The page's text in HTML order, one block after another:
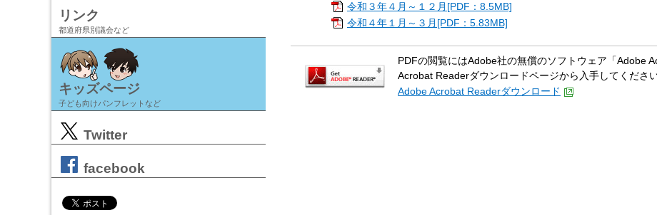
リンク
都道府県別議会など
キッズページ
子ども向けパンフレットなど
Twitter
facebook
令和３年４月～１２月[PDF：8.5MB]
令和４年１月～３月[PDF：5.83MB]
PDFの閲覧にはAdobe社の無償のソフトウェア「Adobe
Acrobat Readerダウンロードページから入手してください
Adobe Acrobat Readerダウンロード